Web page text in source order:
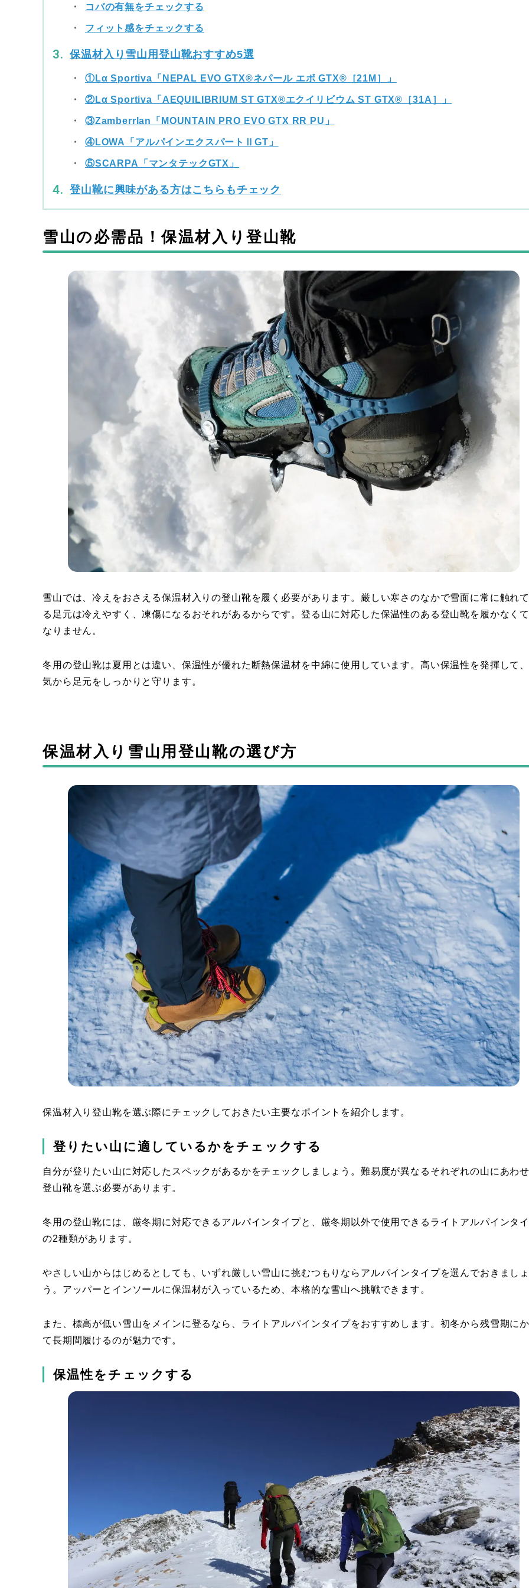
コバの有無をチェックする
フィット感をチェックする
保温材入り雪山用登山靴おすすめ5選
①Lα Sportiva「NEPAL EVO GTX®ネパール エボ GTX®［21M］」
②Lα Sportiva「AEQUILIBRIUM ST GTX®エクイリビウム ST GTX®［31A］」
③Zamberrlan「MOUNTAIN PRO EVO GTX RR PU」
④LOWA「アルパインエクスパートⅡGT」
⑤SCARPA「マンタテックGTX」
登山靴に興味がある方はこちらもチェック
雪山の必需品！保温材入り登山靴
雪山では、冷えをおさえる保温材入りの登山靴を履く必要があります。厳しい寒さのなかで雪面に常に触れ
る足元は冷えやすく、凍傷になるおそれがあるからです。登る山に対応した保温性のある登山靴を履かなく
なりません。
冬用の登山靴は夏用とは違い、保温性が優れた断熱保温材を中綿に使用しています。高い保温性を発揮して
気から足元をしっかりと守ります。
保温材入り雪山用登山靴の選び方
保温材入り登山靴を選ぶ際にチェックしておきたい主要なポイントを紹介します。
登りたい山に適しているかをチェックする
自分が登りたい山に対応したスペックがあるかをチェックしましょう。難易度が異なるそれぞれの山にあわ
登山靴を選ぶ必要があります。
冬用の登山靴には、厳冬期に対応できるアルパインタイプと、厳冬期以外で使用できるライトアルパインタ
の2種類があります。
やさしい山からはじめるとしても、いずれ厳しい雪山に挑むつもりならアルパインタイプを選んでおきましょ
う。アッパーとインソールに保温材が入っているため、本格的な雪山へ挑戦できます。
また、標高が低い雪山をメインに登るなら、ライトアルパインタイプをおすすめします。初冬から残雪期に
て長期間履けるのが魅力です。
保温性をチェックする